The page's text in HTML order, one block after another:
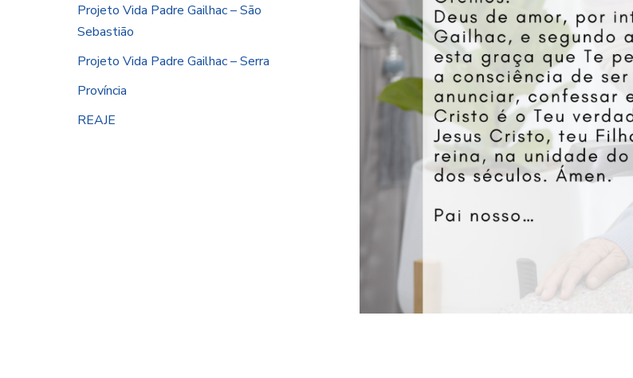
Projeto Vida Padre Gailhac – São
Sebastião
Projeto Vida Padre Gailhac – Serra
Província
REAJE